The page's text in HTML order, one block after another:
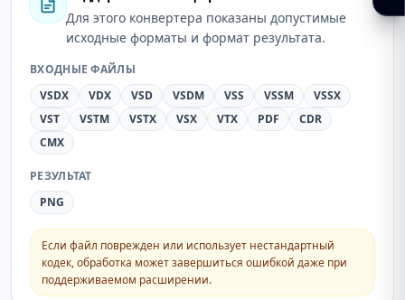
Для этого конвертера показаны допустимые
исходные форматы и формат результата.
ВХОДНЫЕ ФАЙЛЫ
VSDX
VDX VSD VSDM VSS VSSM
VSSX
VST
VSTM VSTX VSX VTX PDF
CDR
CMX
РЕЗУЛЬТАТ
PNG
Если файл поврежден или использует нестандартный
кодек, обработка может завершиться ошибкой даже при
поддерживаемом расширении.